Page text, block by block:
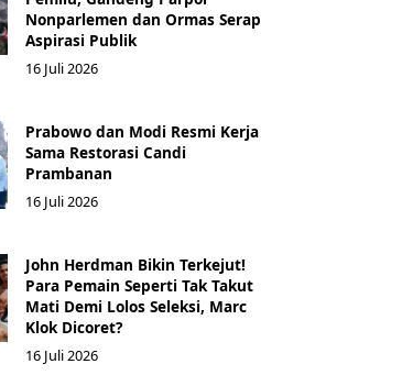
Nonparlemen dan Ormas Serap
Aspirasi Publik
16 Juli 2026
Prabowo dan Modi Resmi Kerja
Sama Restorasi Candi
Prambanan
16 Juli 2026
John Herdman Bikin Terkejut!
Para Pemain Seperti Tak Takut
Mati Demi Lolos Seleksi, Marc
Klok Dicoret?
16 Juli 2026